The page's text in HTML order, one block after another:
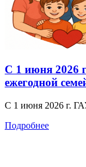
С 1 июня 2026
ежегодной
С 1 июня 2026 г.
Подробнее